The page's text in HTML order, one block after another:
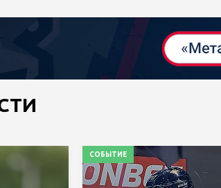
СОБЫТИЕ